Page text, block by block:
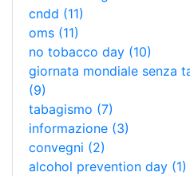
cndd (11)
oms (11)
no tobacco day (10)
giornata mondiale senza
(9)
tabagismo (7)
informazione (3)
convegni (2)
alcohol prevention day (1)